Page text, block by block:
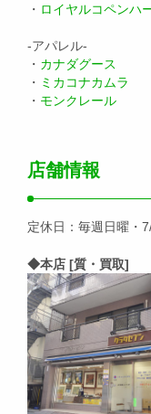
・ ロイヤルコペンハ
-アパレル-
・ カナダグース
・ ミカコナカムラ
・ モンクレール
店舗情報
定休日：毎週日曜・
◆本店 [質・買取]